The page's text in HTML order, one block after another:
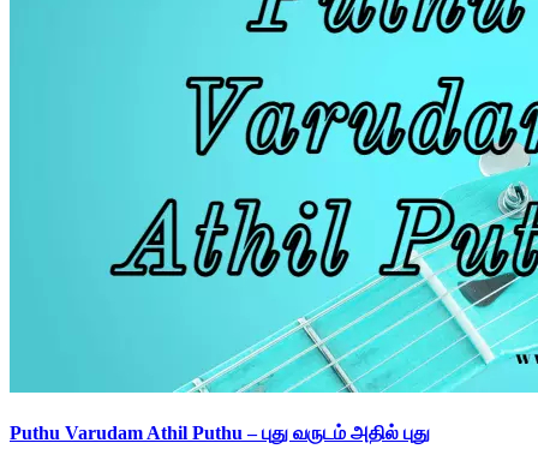
Puthu Varudam Athil Puthu – புது வருடம் அதில் புது